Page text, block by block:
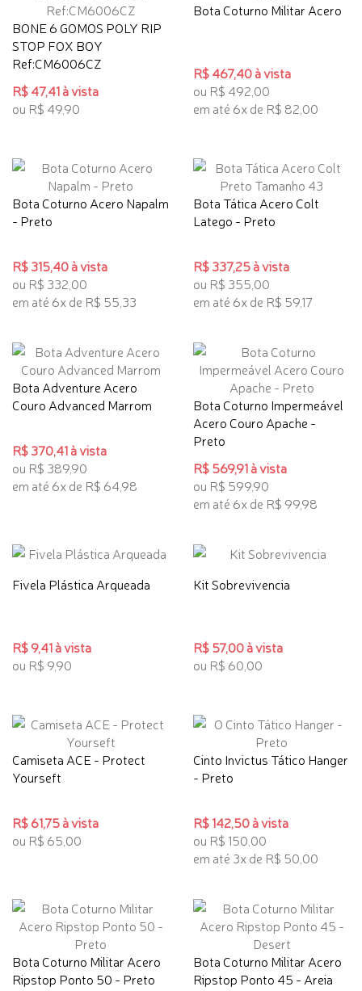
BONE 6 GOMOS POLY RIP
STOP FOX BOY
Ref:CM6006CZ
R$ 47,41 à vista
ou R$ 49,90
Bota Coturno Militar Acero
R$ 467,40 à vista
ou R$ 492,00
em até 6x de R$ 82,00
Bota Coturno Acero Napalm
- Preto
R$ 315,40 à vista
ou R$ 332,00
em até 6x de R$ 55,33
Bota Tática Acero Colt
Latego - Preto
R$ 337,25 à vista
ou R$ 355,00
em até 6x de R$ 59,17
Bota Adventure Acero
Couro Advanced Marrom
R$ 370,41 à vista
ou R$ 389,90
em até 6x de R$ 64,98
Bota Coturno Impermeável
Acero Couro Apache -
Preto
R$ 569,91 à vista
ou R$ 599,90
em até 6x de R$ 99,98
Fivela Plástica Arqueada
R$ 9,41 à vista
ou R$ 9,90
Kit Sobrevivencia
R$ 57,00 à vista
ou R$ 60,00
Camiseta ACE - Protect
Yourseft
R$ 61,75 à vista
ou R$ 65,00
Cinto Invictus Tático Hanger
- Preto
R$ 142,50 à vista
ou R$ 150,00
em até 3x de R$ 50,00
Bota Coturno Militar Acero
Ripstop Ponto 50 - Preto
Bota Coturno Militar Acero
Ripstop Ponto 45 - Areia